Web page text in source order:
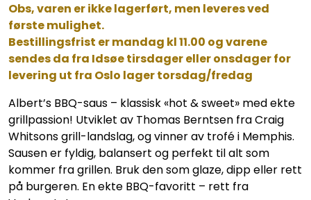
Obs, varen er ikke lagerført, men leveres ved
første mulighet.
Bestillingsfrist er mandag kl 11.00 og varene
sendes da fra Idsøe tirsdager eller onsdager for
levering ut fra Oslo lager torsdag/fredag
Albert’s BBQ-saus – klassisk «hot & sweet» med ekte
grillpassion! Utviklet av Thomas Berntsen fra Craig
Whitsons grill-landslag, og vinner av trofé i Memphis.
Sausen er fyldig, balansert og perfekt til alt som
kommer fra grillen. Bruk den som glaze, dipp eller rett
på burgeren. En ekte BBQ-favoritt – rett fra